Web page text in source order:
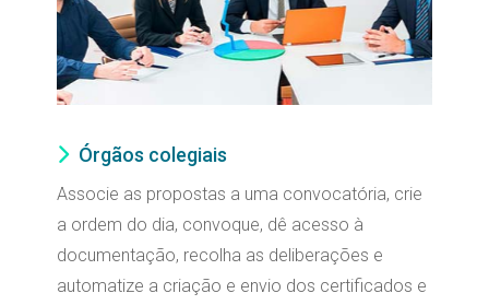
Órgãos colegiais
Associe as propostas a uma convocatória, crie
a ordem do dia, convoque, dê acesso à
documentação, recolha as deliberações e
automatize a criação e envio dos certificados e